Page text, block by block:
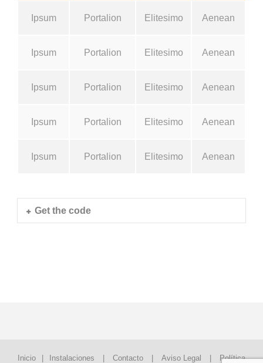
Ipsum Portalion Elitesimo Aenean
Ipsum Portalion Elitesimo Aenean
Ipsum Portalion Elitesimo Aenean
Ipsum Portalion Elitesimo Aenean
Ipsum Portalion Elitesimo Aenean
Get the code
Inicio Instalaciones Contacto Aviso Legal Política